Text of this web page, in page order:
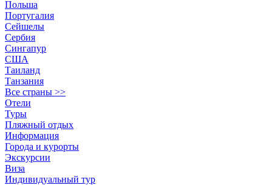
Польша
Португалия
Сейшелы
Сербия
Сингапур
США
Таиланд
Танзания
Все страны >>
Отели
Туры
Пляжный отдых
Информация
Города и курорты
Экскурсии
Виза
Индивидуальный тур